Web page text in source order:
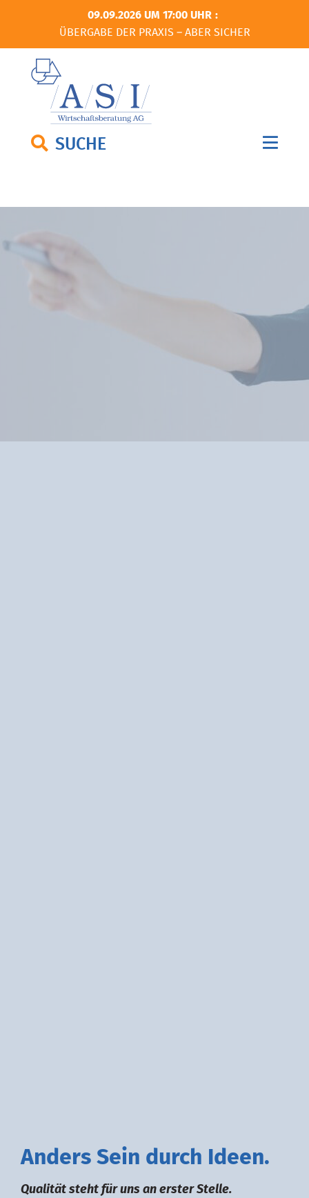
09.09.2026 UM 17:00 UHR
ÜBERGABE DER PRAXIS – ABER SICHER
SUCHE
Anders Sein durch deen.
Qualität steht für uns an erster Stelle.